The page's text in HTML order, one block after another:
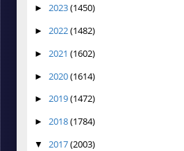
► 2023(1450)
► 2022(1482)
► 2021 (1602)
► 2020(1614)
► 2019(1472)
► 2018(1784)
▼ 2017(2003)